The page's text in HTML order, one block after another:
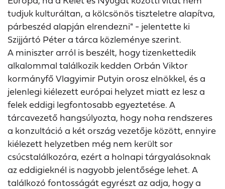
tudjuk kulturáltan, a kölcsönös tiszteletre alapítva,
párbeszéd alapján elrendezni" - jelentette ki
Szijjártó Péter a tárca közleménye szerint.
A miniszter arról is beszélt, hogy tizenkettedik
alkalommal találkozik kedden Orbán Viktor
kormányfő Vlagyimir Putyin orosz elnökkel, és a
jelenlegi kiélezett európai helyzet miatt ez lesz a
felek eddigi legfontosabb egyeztetése. A
tárcavezető hangsúlyozta, hogy noha rendszeres
a konzultáció a két ország vezetője között, ennyire
kiélezett helyzetben még nem került sor
csúcstalálkozóra, ezért a holnapi tárgyalásoknak
az eddigieknél is nagyobb jelentősége lehet. A
találkozó fontosságát egyrészt az adja, hogy a